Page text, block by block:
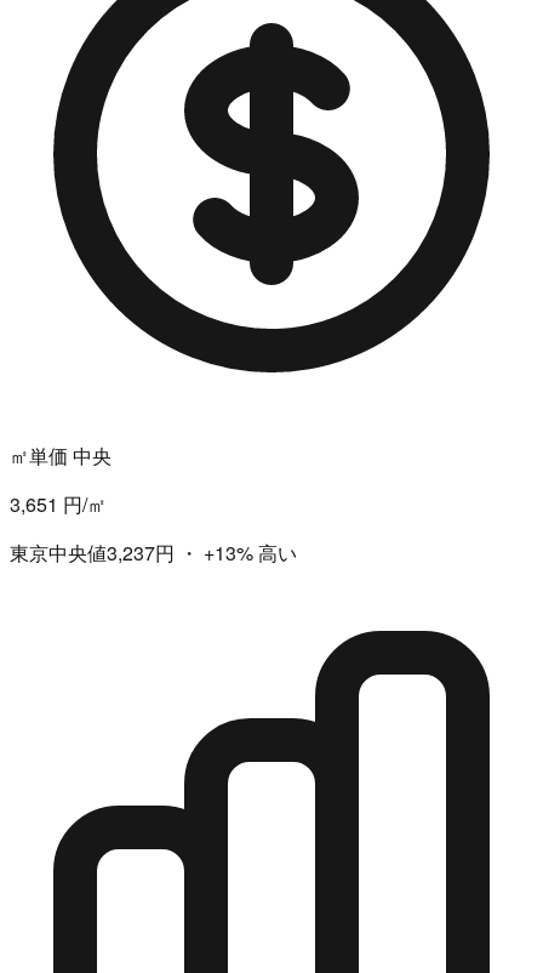
㎡単価 中央
3,651 円/㎡
東京中央値3,237円 ・ +13%高い